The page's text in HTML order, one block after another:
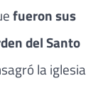
fueron sus
del Santo
la iglesia